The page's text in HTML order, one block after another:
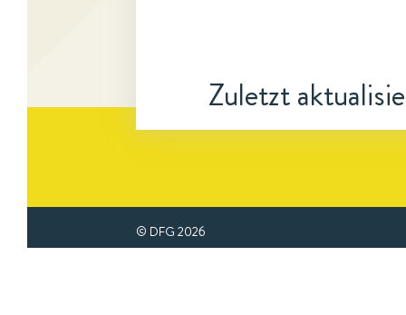
Zuletzt
© DFG 2026